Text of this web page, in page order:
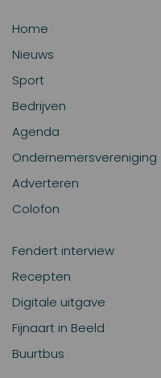
Home
Nieuws
Sport
Bedrijven
Agenda
Ondernemersvereniging
Adverteren
Colofon
Fendert interview
Recepten
Digitale uitgave
Fijnaart in Beeld
Buurtbus